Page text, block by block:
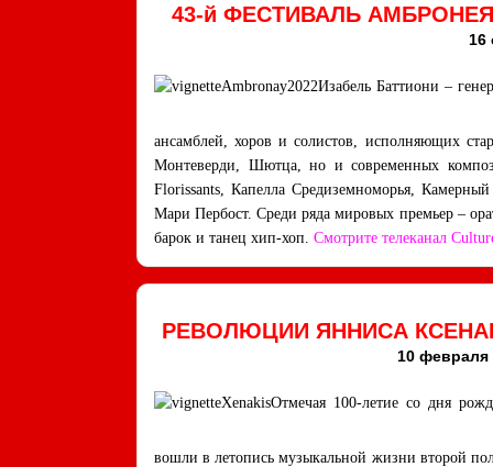
43-й ФЕСТИВАЛЬ
16
Изабель Баттиони –
ансамблей, хоров и солистов, исполняющих
Монтеверди, Шютца, но и современных
Florissants, Капелла Средиземноморья,
Мари Пербост. Среди ряда мировых премьер –
барок и танец хип-хоп. Смотрите телеканал
РЕВОЛЮЦИИ ЯННИСА
10 февраля
Отмечая 100-летие со дня
вошли в летопись музыкальной жизни второй